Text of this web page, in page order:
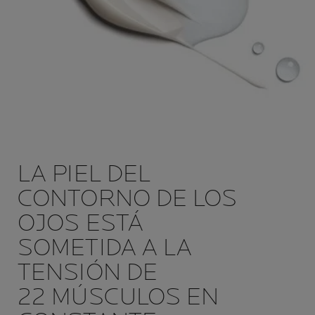
LA PIEL DEL
CONTORNO DE LOS
OJOS ESTÁ
SOMETIDA A LA
TENSIÓN DE
22 MÚSCULOS EN